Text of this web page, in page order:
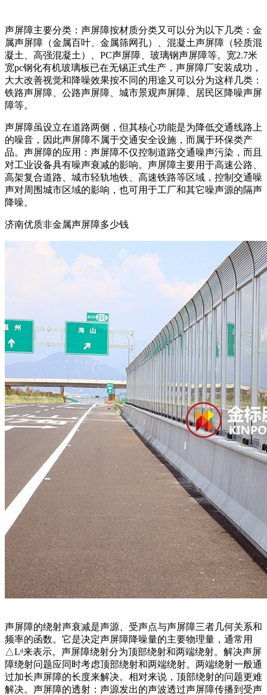
声屏障主要分类：声屏障按材质分类又可以分为以下几类：金
属声屏障（金属百叶、金属筛网孔）、混凝土声屏障（轻质混
凝土、高强混凝土）、PC声屏障、玻璃钢声屏障等。宽2.7米
宽pc钢化有机玻璃板已在无锡正式生产，声屏障厂安装成功，
大大改善视觉和降噪效果按不同的用途又可以分为这样几类：
铁路声屏障、公路声屏障、城市景观声屏障、居民区降噪声屏
障等。
声屏障虽设立在道路两侧，但其核心功能是为降低交通线路上
的噪音，因此声屏障不属于交通安全设施，而属于环保类产
品。声屏障的应用：声屏障不仅控制道路交通噪声污染，而且
对工业设备具有噪声衰减的影响。声屏障主要用于高速公路、
高架复合道路、城市轻轨地铁、高速铁路等区域，控制交通噪
声对周围城市区域的影响，也可用于工厂和其它噪声源的隔声
降噪。
济南优质非金属声屏障多少钱
声屏障的绕射声衰减是声源、受声点与声屏障三者几何关系和
频率的函数。它是决定声屏障降噪量的主要物理量，通常用
△Lᵈ来表示。声屏障绕射分为顶部绕射和两端绕射。解决声屏
障绕射问题应同时考虑顶部绕射和两端绕射。两端绕射一般通
过加长声屏障的长度来解决。相对来说，顶部绕射的问题更难
解决。声屏障的透射：声源发出的声波透过声屏障传播到受声